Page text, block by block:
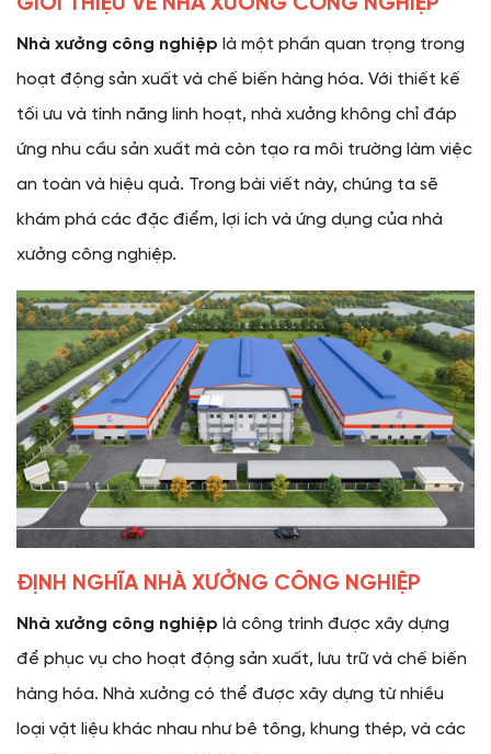
5. Thân Thiện Với Môi Trường
ỨNG DỤNG CỦA NHÀ XƯỞNG CÔNG NGHIỆP
1. Lập Kế Hoạch
2. Thiết Kế
Nhà xưởng công nghiệp là một phần quan trọng trong
hoạt động sản xuất và chế biến hàng hóa. Với thiết kế
tối ưu và tính năng linh hoạt, nhà xưởng không chỉ đáp
ứng nhu cầu sản xuất mà còn tạo ra môi trường làm việc
an toàn và hiệu quả. Trong bài viết này, chúng ta sẽ
khám phá các đặc điểm, lợi ích và ứng dụng của nhà
xưởng công nghiệp.
ĐỊNH NGHĨA NHÀ XƯỞNG CÔNG NGHIỆP
Nhà xưởng công nghiệp là công trình được xây dựng
để phục vụ cho hoạt động sản xuất, lưu trữ và chế biến
hàng hóa. Nhà xưởng có thể được xây dựng từ nhiều
loại vật liệu khác nhau như bê tông, khung thép, và các